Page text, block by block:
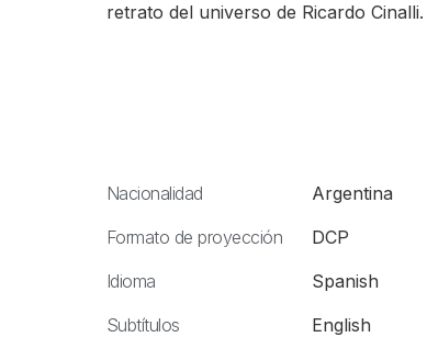
retrato del universo de Ricardo Cinalli.
Nacionalidad
Argentina
Formato de proyección
DCP
Idioma
Spanish
Subtítulos
English